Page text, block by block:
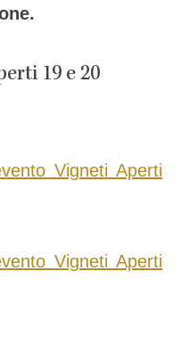
19 e 20
Vigneti Aperti
Vigneti Aperti